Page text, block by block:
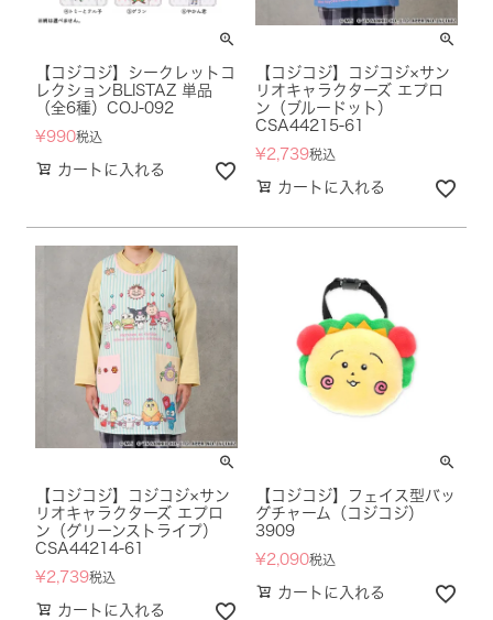
【コジコジ】シークレットコ
レクションBLISTAZ 単品
（全6種）COJ-092
¥990税込
カートに入れる
【コジコジ】コジコジ×サン
リオキャラクターズ エプロ
ン（ブルードット）
CSA44215-61
¥2,739税込
カートに入れる
【コジコジ】コジコジ×サン
リオキャラクターズ エプロ
ン（グリーンストライプ）
CSA44214-61
¥2,739税込
カートに入れる
【コジコジ】フェイス型バッ
グチャーム（コジコジ）
3909
¥2,090税込
カートに入れる